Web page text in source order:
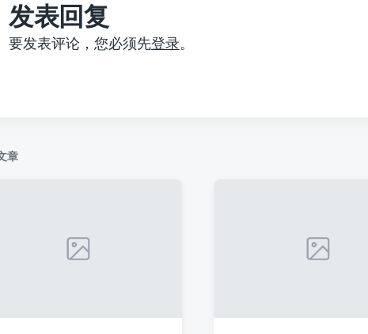
发表回复
要发表评论，您必须先登录。
章